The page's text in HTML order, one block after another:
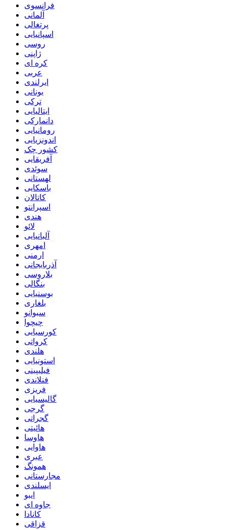
فرانسوی
آلمانی
پرتغالی
اسپانیایی
روسی
ژاپنی
کره ای
عربی
ایرلندی
یونانی
ترکی
ایتالیایی
دانمارکی
رومانیایی
اندونزیایی
کشور چک
آفریقایی
سوئدی
لهستانی
باسکایی
کاتالان
اسپرانتو
هندی
لائو
آلبانیایی
امهری
ارمنی
آذربایجانی
بلاروسی
بنگالی
بوسنیایی
بلغاری
سبوانو
چیچوا
کورسیایی
کرواتی
هلندی
استونیایی
فیلیپینی
فنلاندی
فریزی
گالیسیایی
گرجی
گجراتی
هائیتی
هاوسا
هاوایی
عبری
همونگ
مجارستانی
ایسلندی
ایبو
جاوه ای
کانادا
قزاقی